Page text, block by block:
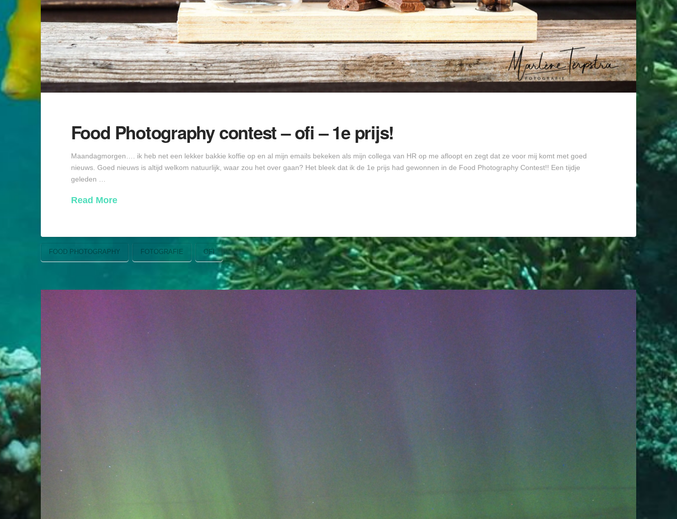
Food Photography contest – ofi – 1e prijs!
Maandagmorgen…. ik heb net een lekker bakkie koffie op en al mijn emails bekeken als mijn collega van HR op me afloopt en zegt dat ze voor mij komt met goed
nieuws. Goed nieuws is altijd welkom natuurlijk, waar zou het over gaan? Het bleek dat ik de 1e prijs had gewonnen in de Food Photography Contest!! Een tijdje
geleden …
Read More
FOOD PHOTOGRAPHY FOTOGRAFIE OFI